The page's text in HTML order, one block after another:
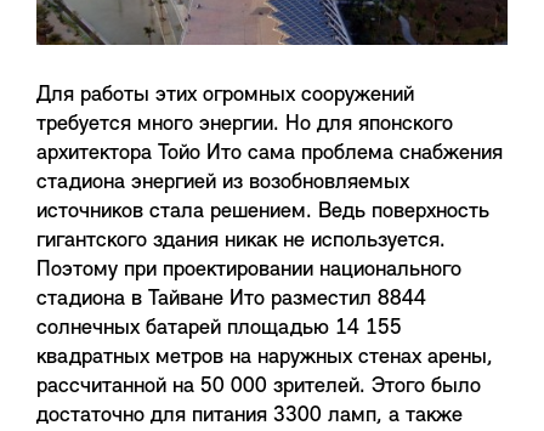
Для работы этих огромных сооружений
требуется много энергии. Но для японского
архитектора Тойо Ито сама проблема снабжения
стадиона энергией из возобновляемых
источников стала решением. Ведь поверхность
гигантского здания никак не используется.
Поэтому при проектировании национального
стадиона в Тайване Ито разместил 8844
солнечных батарей площадью 14 155
квадратных метров на наружных стенах арены,
рассчитанной на 50 000 зрителей. Этого было
достаточно для питания 3300 ламп, а также